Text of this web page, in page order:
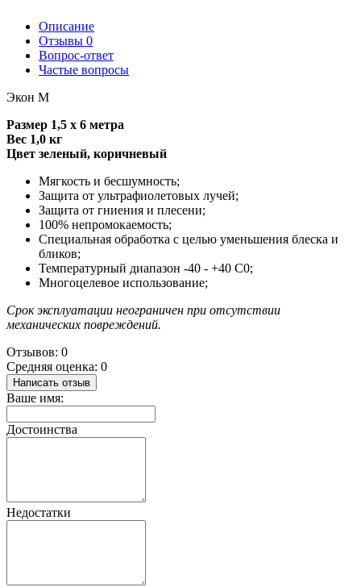
Описание
Отзывы 0
Вопрос-ответ
Частые вопросы
Экон М
Размер 1,5 х 6 метра
Вес 1,0 кг
Цвет зеленый, коричневый
Мягкость и бесшумность;
Защита от ультрафиолетовых лучей;
Защита от гниения и плесени;
100% непромокаемость;
Специальная обработка с целью уменьшения блеска и
бликов;
Температурный диапазон -40 - +40 C0;
Многоцелевое использование;
Срок эксплуатации неограничен при отсутствии
механических повреждений.
Отзывов: 0
Средняя оценка: 0
Написать отзыв
Ваше имя:
Достоинства
Недостатки